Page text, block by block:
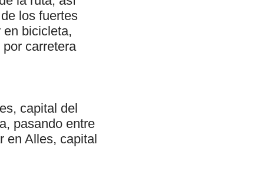
los fuertes
bicicleta,
carretera
capital del
pasando entre
en Alles, capital